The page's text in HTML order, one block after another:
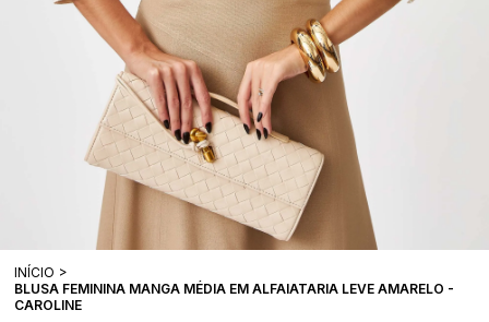
INÍCIO
BLUSA FEMININA MANGA MÉDIA EM ALFAIATARIA LEVE AMARELO -
CAROLINE